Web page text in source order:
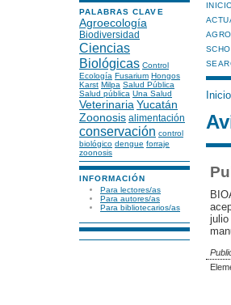
PALABRAS CLAVE
Agroecología
Biodiversidad
Ciencias
Biológicas Control
Ecología Fusarium Hongos
Karst Milpa Salud Pública
Salud pública Una Salud
Veterinaria Yucatán
Zoonosis alimentación
conservación control
biológico dengue forraje
zoonosis
INFORMACIÓN
Para lectores/as
Para autores/as
Para bibliotecarios/as
Inicio